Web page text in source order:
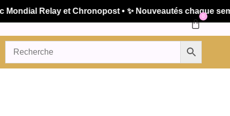
Relay et Chronopost • ✨ Nouveautés chaque
0